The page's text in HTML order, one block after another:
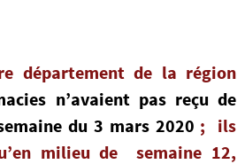
département de la région
n’avaient pas reçu de
du 3 mars 2020 ; ils
milieu de semaine 12,